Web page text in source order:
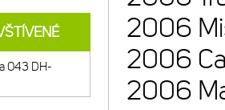
2006
2006
2006
043 DH-